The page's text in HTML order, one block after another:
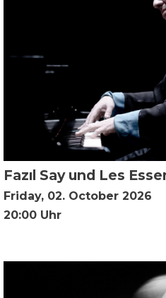
Fazıl Say und Les
Friday, 02. October 2026
20:00 Uhr